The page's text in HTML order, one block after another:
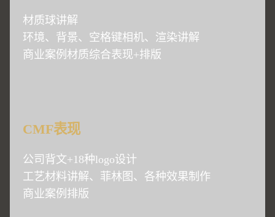
材质球讲解
环境、背景、空格键相机、渲染讲解
商业案例材质综合表现+排版
CMF表现
公司背文+18种logo设计
工艺材料讲解、菲林图、各种效果制作
商业案例排版